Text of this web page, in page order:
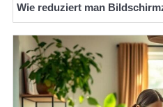
Wie reduziert man